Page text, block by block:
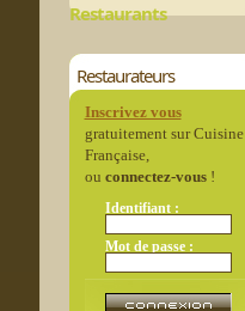
Restaurants
Restaurateurs
Inscrivez vous
gratuitement sur Cuisine
Française,
ou connectez-vous!
Identifiant :
Mot de passe :